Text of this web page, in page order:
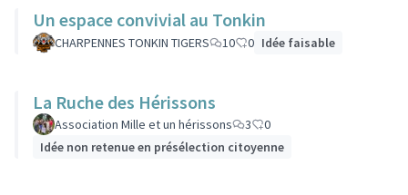
Un espace convivial au Tonkin
CHARPENNES TONKIN TIGERS 10 0 Idée faisable
La Ruche des Hérissons
Association Mille et un hérissons 3
0
Idée non retenue en présélection citoyenne